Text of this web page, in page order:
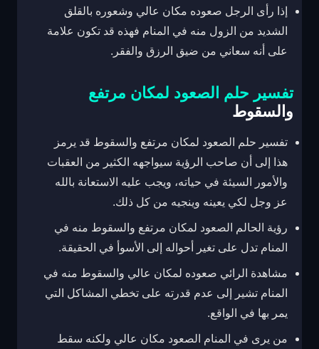
إذا رأى الرجل صعوده مكان عالي وشعوره بالقلق
الشديد من الزول منه في المنام فهذه قد تكون علامة
على أنه سعاني من ضيق الرزق والفقر.
تفسير حلم الصعود لمكان مرتفع
والسقوط
تفسير حلم الصعود لمكان مرتفع والسقوط قد يرمز
هذا إلى أن صاحب الرؤية سيواجهه الكثير من العقبات
والأمور السيئة في حياته، ويجب عليه الاستعانة بالله
عز وجل لكي يعينه وينجيه من كل ذلك.
رؤية الحالم الصعود لمكان مرتفع والسقوط منه في
المنام تدل على تغير أحواله إلى الأسوأ في الحقيقة.
مشاهدة الرائي صعوده لمكان عالي والسقوط منه في
المنام تشير إلى عدم قدرته على تخطي المشاكل التي
يمر بها في الواقع.
من يرى في المنام الصعود مكان عالي ولكنه سقط